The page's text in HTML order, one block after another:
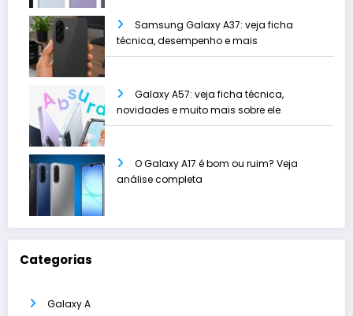
Samsung Galaxy A37: veja ficha
técnica, desempenho e mais
Galaxy A57: veja ficha técnica,
novidades e muito mais sobre ele
O Galaxy A17 é bom ou ruim? Veja
análise completa
Categorias
Galaxy A